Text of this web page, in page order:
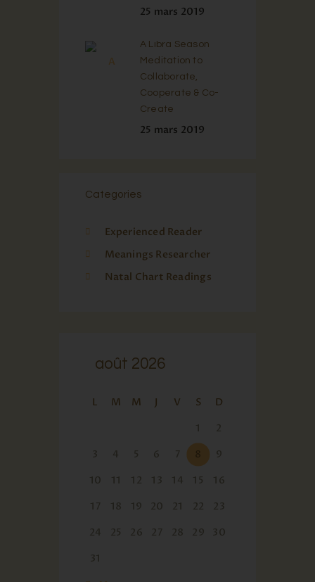
25 mars 2019
A Libra Season
Meditation to
Collaborate,
Cooperate & Co-
Create
25 mars 2019
Categories
Experienced Reader
Meanings Researcher
Natal Chart Readings
août 2026
L M M J V S
D
1
2
3
4 5 6 7
9
10
11 12 13 14 15
16
17
18 19 20 21 22
23
24
25 26 27 28 29
30
31